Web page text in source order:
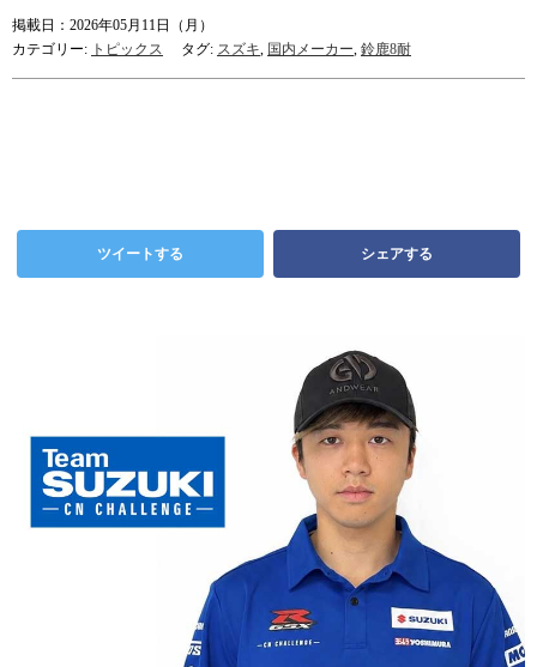
掲載日：2026年05月11日（月）
カテゴリー: トピックス タグ: スズキ, 国内メーカー, 鈴鹿8耐
ツイートする シェアする